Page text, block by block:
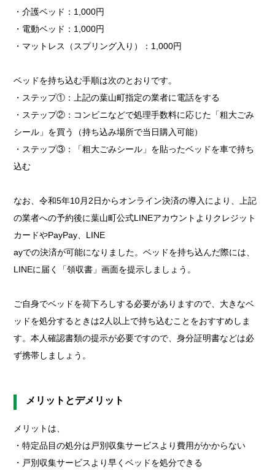
・介護ベッド：1,000円
・電動ベッド：1,000円
・マットレス（スプリング入り）：1,000円
ベッドを持ち込む手順は次のとおりです。
・ステップ①：上記の葉山町指定の業者に電話をする
・ステップ②：コンビニなどで処理手数料に応じた「粗大ごみ
シール」を買う（持ち込み場所で当日購入可能）
・ステップ③：「粗大ごみシール」を貼ったベッドを車で持ち
込む
なお、令和5年10月2日からオンライン決済の導入により、上記
の業者への予約後に葉山町公式LINEアカウントよりクレジット
カードやPayPay、LINE
ayでの決済が可能になりました。ベッドを持ち込んだ際には、
LINEに届く「領収書」画面を提示しましょう。
ご自身でベッドを荷下ろしする必要がありますので、大きなベ
ッドを処分するときは2人以上で持ち込むことをおすすめしま
す。本人確認書類の提示が必要ですので、身分証明書などは必
ず携帯しましょう。
メリットとデメリット
メリットは、
・特定品目の処分は戸別収集サービスより費用がかからない
・戸別収集サービスより早くベッドを処分できる